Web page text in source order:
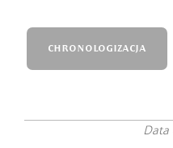
CHRONOLOGIZACJA
Data